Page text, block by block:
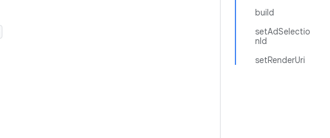
build
setAdSelectio
nId
setRenderUri